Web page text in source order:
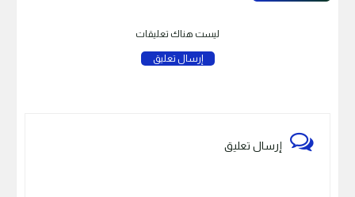
ليست هناك تعليقات
إرسال تعليق
إرسال تعليق